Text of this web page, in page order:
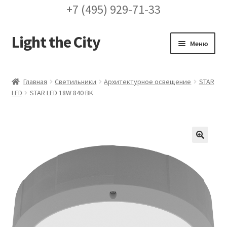
+7 (495) 929-71-33
Перейти
к
Перейти
к
Light the City Меню
FAQ про кронштейны
Доставка и оплата
Заказ проекта освещения
Главная Светильники Архитектурное освещение
STAR
LED
STAR LED 18W 840 BK